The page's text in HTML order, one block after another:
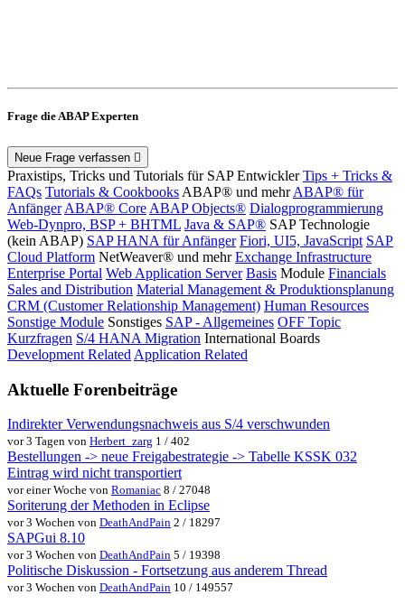
Frage die ABAP Experten
Neue Frage verfassen
Praxistips, Tricks und Tutorials für SAP Entwickler Tips + Tricks &
FAQs Tutorials & Cookbooks ABAP® und mehr ABAP® für
Anfänger ABAP® Core ABAP Objects® Dialogprogrammierung
Web-Dynpro, BSP + BHTML Java & SAP® SAP Technologie
(kein ABAP) SAP HANA für Anfänger Fiori, UI5, JavaScript SAP
Cloud Platform NetWeaver® und mehr Exchange Infrastructure
Enterprise Portal Web Application Server Basis Module Financials
Sales and Distribution Material Management & Produktionsplanung
CRM (Customer Relationship Management) Human Resources
Sonstige Module Sonstiges SAP - Allgemeines OFF Topic
Kurzfragen S/4 HANA Migration International Boards
Development Related Application Related
Aktuelle Forenbeiträge
Indirekter Verwendungsnachweis aus S/4 verschwunden
vor 3 Tagen von Herbert_zarg 1 / 402
Bestellungen -> neue Freigabestrategie -> Tabelle KSSK 032
Eintrag wird nicht transportiert
vor einer Woche von Romaniac 8 / 27048
Soriterung der Methoden in Eclipse
vor 3 Wochen von DeathAndPain 2 / 18297
SAPGui 8.10
vor 3 Wochen von DeathAndPain 5 / 19398
Politische Diskussion - Fortsetzung aus anderem Thread
vor 3 Wochen von DeathAndPain 10 / 149557